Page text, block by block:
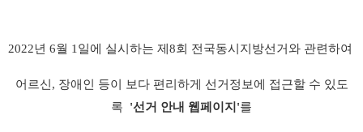
2022년 6월 1일에 실시하는 제8회 전국동시지방선거와 관련하여
어르신, 장애인 등이 보다 편리하게 선거정보에 접근할 수 있도
록 '선거 안내 웹페이지'를